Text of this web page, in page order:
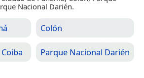
Nacional Darién.
Colón
Parque Nacional Darién